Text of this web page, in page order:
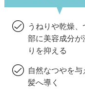
うねりや乾燥
部に美容成分
りを抑える
自然なつやを
髪へ導く